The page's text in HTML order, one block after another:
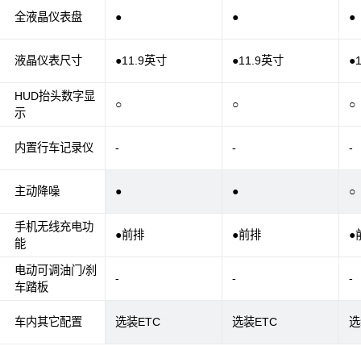
全液晶仪表盘
液晶仪表尺寸
HUD抬头数字显
示
内置行车记录仪
主动降噪
手机无线充电功
能
电动可调油门/刹
车踏板
车内其它配置
● ● ●
●11.9英寸 ●11.9英寸
○ ○ ○
- - -
● ● ○
●前排 ●前排 ●
- - -
选装ETC 选装ETC